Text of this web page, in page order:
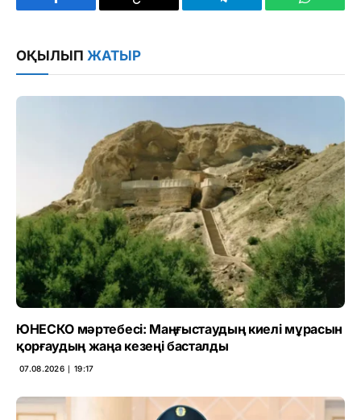
Facebook
Copy
Telegram
ОҚЫЛЫП ЖАТЫР
ЮНЕСКО мәртебесі: Маңғыстаудың киелі мұрасын
қорғаудың жаңа кезеңі басталды
07.08.2026 ∣ 19:17